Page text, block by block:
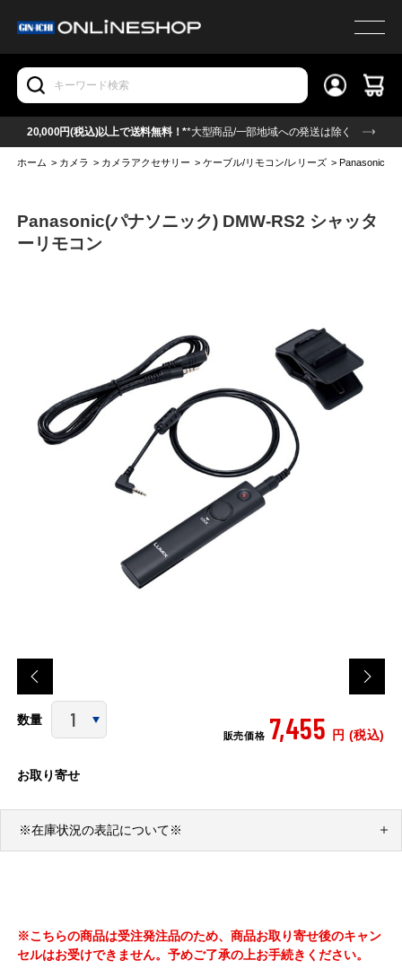
20,000円(税込)以上で送料無料！**大型商品/一部地域への発送は除く
ホーム > カメラ > カメラアクセサリー >ケーブル/リモコン/レリーズ >Panasonic(パ
Panasonic(パナソニック) DMW-RS2 シャッタ
ーリモコン
数量
販売価格 7,455 円 (税込)
お取り寄せ
※在庫状況の表記について※
※こちらの商品は受注発注品のため、商品お取り寄せ後のキャン
セルはお受けできません。予めご了承の上お手続きください。